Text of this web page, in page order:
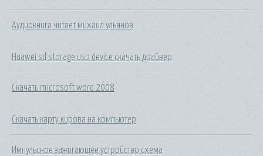
Аудиокнига читает михаил ульянов
Huawei sd storage usb device скачать драйвер
Скачать microsoft word 2008
Скачать карту кирова на компьютер
Импульсное зажигающее устройство схема